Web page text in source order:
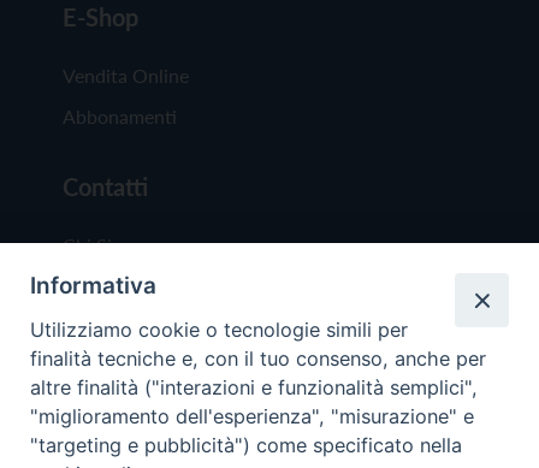
E-Shop
Vendita Online
Abbonamenti
Contatti
Chi Siamo
Redazione
Scrivici
Informativa
Utilizziamo cookie o tecnologie simili per
finalità tecniche e, con il tuo consenso, anche per
altre finalità ("interazioni e funzionalità semplici",
"miglioramento dell'esperienza", "misurazione" e
"targeting e pubblicità") come specificato nella